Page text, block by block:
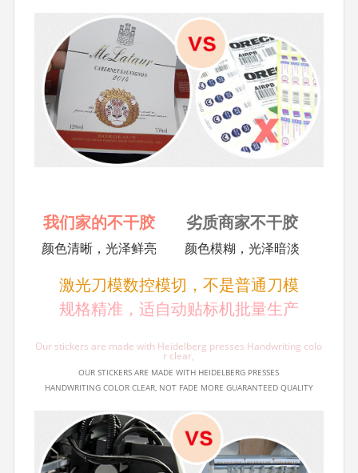
我们家的不干胶
颜色清晰，光泽鲜亮
劣质商家不干胶
颜色模糊，光泽暗淡
激光刀模数控模切，不是普通刀模
规格精准，适自动贴标机批量生产
Our stickers are made with Heidelberg presses Handwriting colo
r clear,
OUR STICKERS ARE MADE WITH HEIDELBERG PRESSES
HANDWRITING COLOR CLEAR, NOT FADE MORE GUARANTEED QUALITY